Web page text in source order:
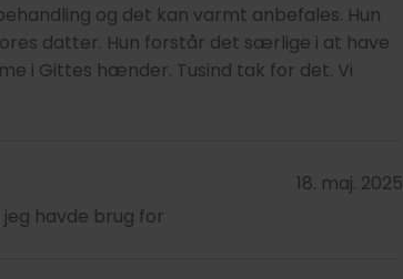
og det kan varmt anbefales. Hun
datter. Hun forstår det særlige i at have
i Gittes hænder. Tusind tak for det. Vi
18. maj. 2025
jeg havde brug for